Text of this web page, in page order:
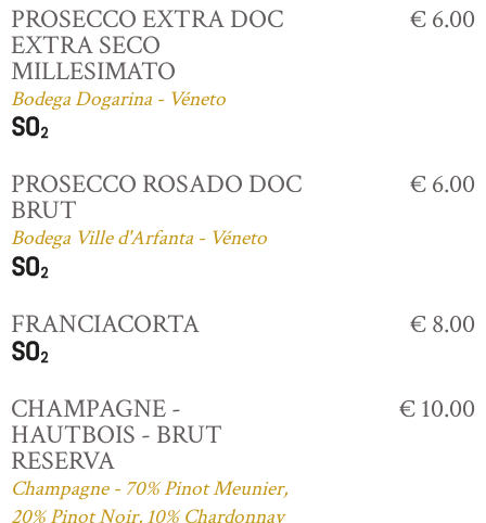
PROSECCO EXTRA DOC
EXTRA SECO
MILLESIMATO
Bodega Dogarina - Véneto
€ 6.00
PROSECCO ROSADO DOC
BRUT
Bodega Ville d'Arfanta - Véneto
€ 6.00
FRANCIACORTA € 8.00
CHAMPAGNE -
HAUTBOIS - BRUT
RESERVA
Champagne - 70% Pinot Meunier,
20% Pinot Noir, 10% Chardonnay
€ 10.00